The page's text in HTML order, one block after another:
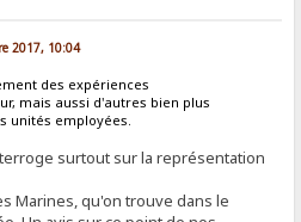
2017, 10:04
des expériences
mais aussi d'autres bien plus
unités employées.
surtout sur la représentation
Marines, qu'on trouve dans le